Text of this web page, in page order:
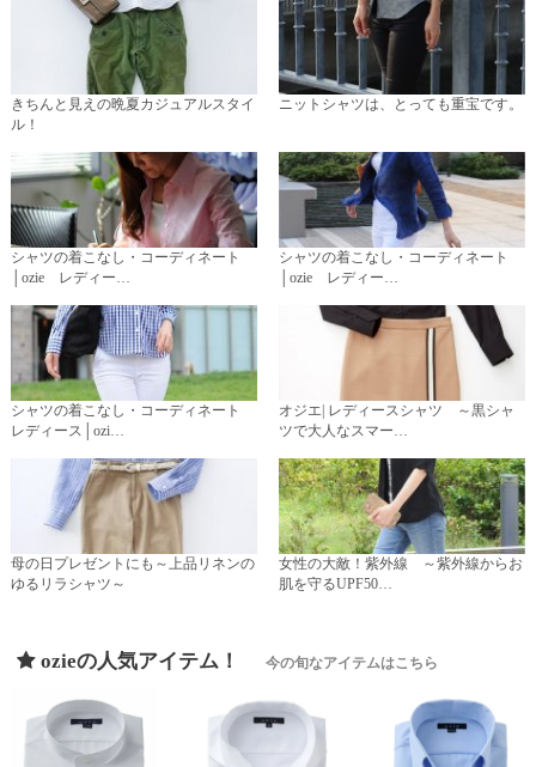
きちんと見えの晩夏カジュアルスタイ
ル！
ニットシャツは、とっても重宝です。
シャツの着こなし・コーディネート
│ozie レディー…
シャツの着こなし・コーディネート
│ozie レディー…
シャツの着こなし・コーディネート
レディース│ozi…
オジエ| レディースシャツ ～黒シャ
ツで大人なスマー…
母の日プレゼントにも～上品リネンの
ゆるリラシャツ～
女性の大敵！紫外線 ～紫外線からお
肌を守るUPF50…
ozieの人気アイテム！ 今の旬なアイテムはこちら